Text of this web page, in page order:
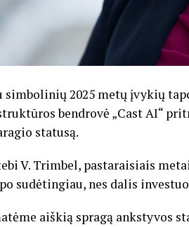
simbolinių 2025 metų įvykių
bendrovė „Cast AI“
statusą.
V. Trimbel, pastaraisiais
sudėtingiau, nes dalis
aiškią spragą ankstyvos